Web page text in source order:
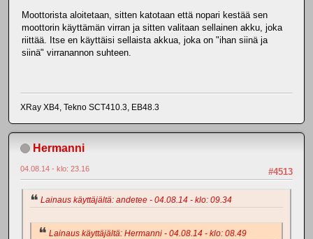
Moottorista aloitetaan, sitten katotaan että nopari kestää sen
moottorin käyttämän virran ja sitten valitaan sellainen akku, joka
riittää. Itse en käyttäisi sellaista akkua, joka on "ihan siinä ja
siinä" virranannon suhteen.
XRay XB4, Tekno SCT410.3, EB48.3
Hermanni
#4513
04.08.14 - klo: 23.16
Lainaus käyttäjältä: andetee - 04.08.14 - klo: 09.34
Lainaus käyttäjältä: Hermanni - 04.08.14 - klo: 08.49